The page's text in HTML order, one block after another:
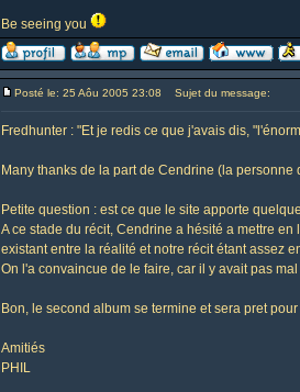
Be seeing you
Posté le: 25 Aôu 2005 23:08 Sujet du message:
Fredhunter : "Et je redis ce que j'avais dis,
Many thanks de la part de Cendrine (la personne
Petite question : est ce que le site apporte
A ce stade du récit, Cendrine a hésité a mettre
existant entre la réalité et notre récit étant assez
On l'a convaincue de le faire, car il y avait pas
Bon, le second album se termine et sera pret
Amitiés
PHIL